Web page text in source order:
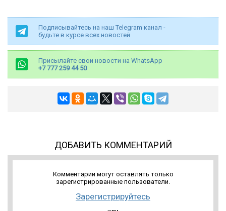
Подписывайтесь на наш Telegram канал -
будьте в курсе всех новостей
Присылайте свои новости на WhatsApp
+7 777 259 44 50
ДОБАВИТЬ КОММЕНТАРИЙ
Комментарии могут оставлять только
зарегистрированные пользователи.
Зарегистрируйтесь